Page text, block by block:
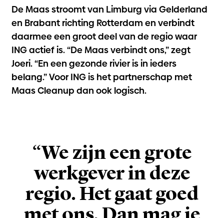
De Maas stroomt van Limburg via Gelderland
en Brabant richting Rotterdam en verbindt
daarmee een groot deel van de regio waar
ING actief is. “De Maas verbindt ons,” zegt
Joeri. “En een gezonde rivier is in ieders
belang.” Voor ING is het partnerschap met
Maas Cleanup dan ook logisch.
“We zijn een grote
werkgever in deze
regio. Het gaat goed